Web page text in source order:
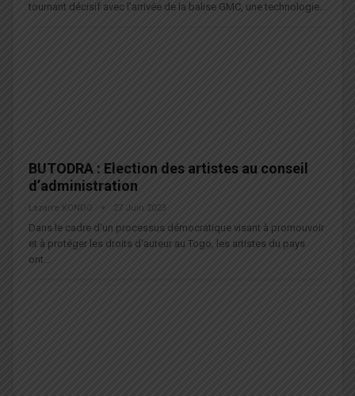
tournant décisif avec l’arrivée de la balise GMC, une technologie…
BUTODRA : Election des artistes au conseil
d’administration
Lazarre KONDO 27 Juin 2023
Dans le cadre d'un processus démocratique visant à promouvoir
et à protéger les droits d'auteur au Togo, les artistes du pays
ont…